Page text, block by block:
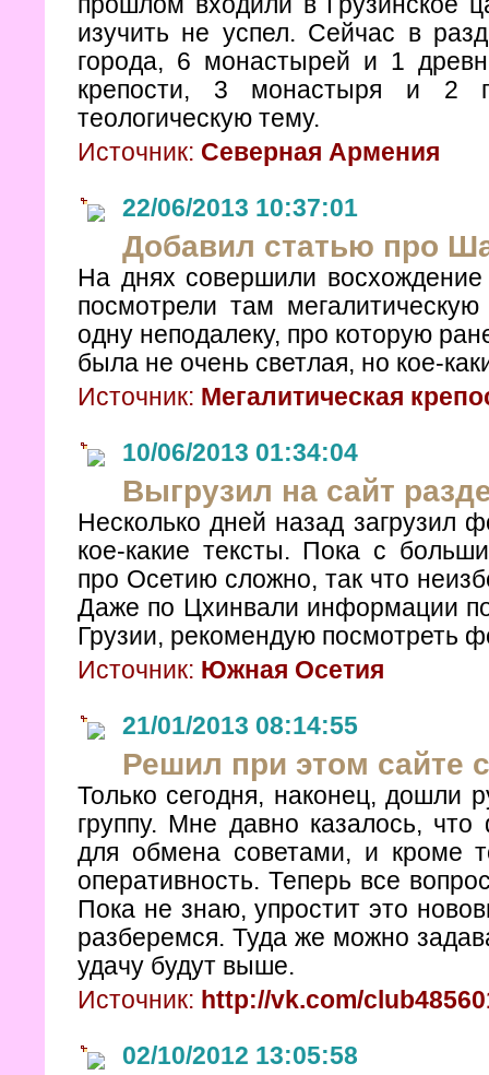
изучить не успел. Сейчас в
города, 6 монастырей и 1
крепости, 3 монастыря и 2
теологическую тему.
Источник: Северная Армения
22/06/2013 10:37:01
Добавил статью про
На днях совершили
посмотрели там
одну неподалеку, про которую
была не очень светлая, но кое-
Источник: Мегалитическая
10/06/2013 01:34:04
Выгрузил на сайт
Несколько дней назад
кое-какие тексты. Пока с
про Осетию сложно, так что
Даже по Цхинвали информации
Грузии, рекомендую посмотреть
Источник: Южная Осетия
21/01/2013 08:14:55
Решил при этом сайте
Только сегодня, наконец, дошли
группу. Мне давно казалось,
для обмена советами, и кроме
оперативность. Теперь все
Пока не знаю, упростит это
разберемся. Туда же можно
удачу будут выше.
Источник: http://vk.com/
02/10/2012 13:05:58